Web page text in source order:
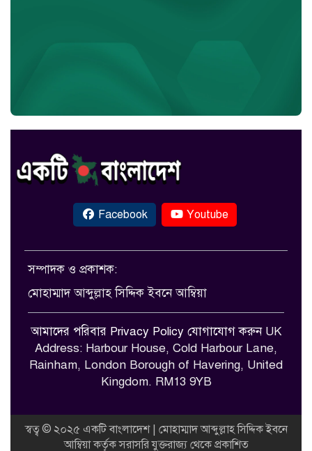
Facebook Youtube
সম্পাদক ও প্রকাশক:
মোহাম্মাদ আব্দুল্লাহ সিদ্দিক ইবনে আম্বিয়া
আমাদের পরিবার Privacy Policy যোগাযোগ করুনUK
Address: Harbour House, Cold Harbour Lane,
Rainham, London Borough of Havering, United
Kingdom. RM13 9YB
স্বত্ব © ২০২৫ একটি বাংলাদেশ | মোহাম্মাদ আব্দুল্লাহ সিদ্দিক ইবনে
আম্বিয়া কর্তৃক সরাসরি যুক্তরাজ্য থেকে প্রকাশিত